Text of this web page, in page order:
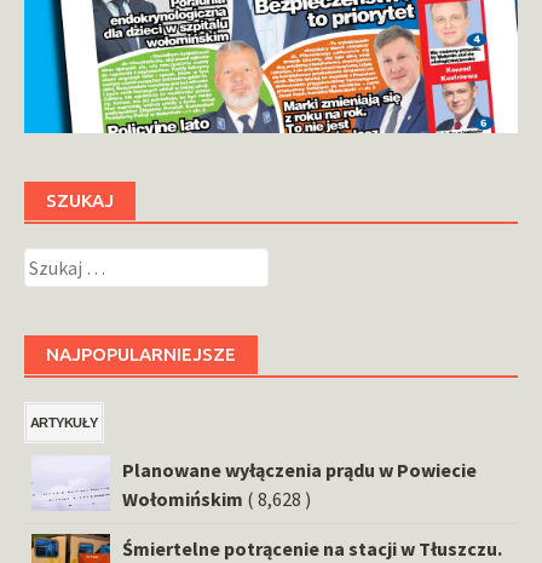
SZUKAJ
Szukaj:
NAJPOPULARNIEJSZE
ARTYKUŁY
Planowane wyłączenia prądu w Powiecie
Wołomińskim ( 8,628 )
Śmiertelne potrącenie na stacji w Tłuszczu.